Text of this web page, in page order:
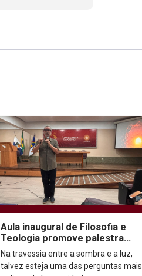
Aula inaugural de Filosofia e
Teologia promove palestra
sobre autoconhecimento
Na travessia entre a sombra e a luz,
talvez esteja uma das perguntas mais